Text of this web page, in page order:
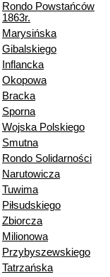
Rondo Powstańców
1863r.
Marysińska
Gibalskiego
Inflancka
Okopowa
Bracka
Sporna
Wojska Polskiego
Smutna
Rondo Solidarności
Narutowicza
Tuwima
Piłsudskiego
Zbiorcza
Milionowa
Przybyszewskiego
Tatrzańska